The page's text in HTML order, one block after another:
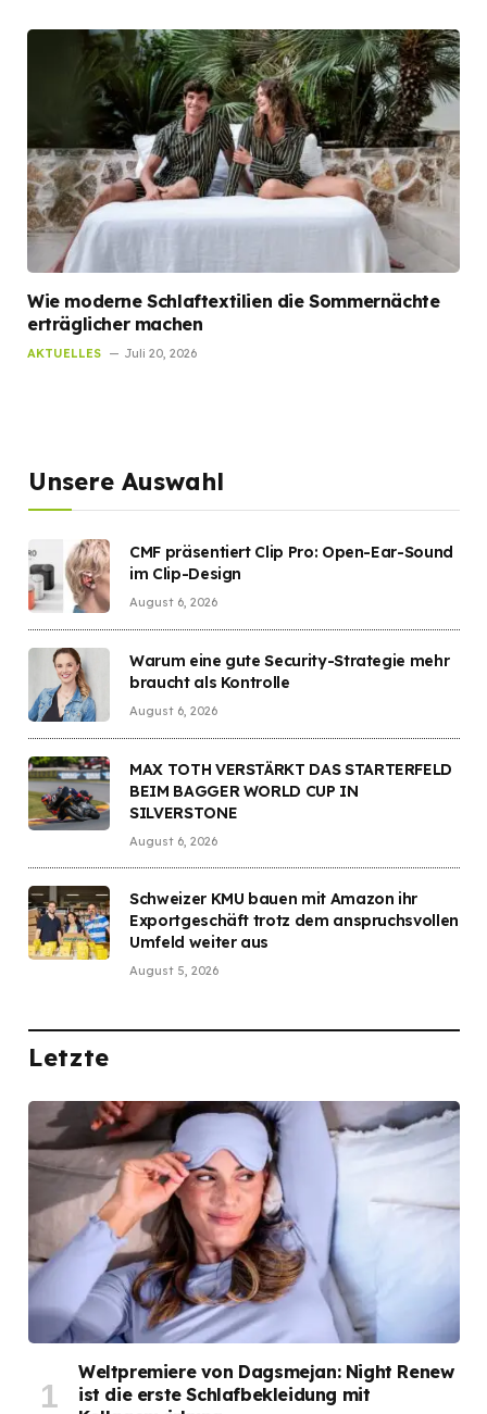
Wie moderne Schlaftextilien die Sommernächte
erträglicher machen
AKTUELLES Juli 20, 2026
Unsere Auswahl
CMF präsentiert Clip Pro: Open-Ear-Sound
im Clip-Design
August 6, 2026
Warum eine gute Security-Strategie mehr
braucht als Kontrolle
August 6, 2026
MAX TOTH VERSTÄRKT DAS STARTERFELD
BEIM BAGGER WORLD CUP IN
SILVERSTONE
August 6, 2026
Schweizer KMU bauen mit Amazon ihr
Exportgeschäft trotz dem anspruchsvollen
Umfeld weiter aus
August 5, 2026
Letzte
Weltpremiere von Dagsmejan: Night Renew
ist die erste Schlafbekleidung mit